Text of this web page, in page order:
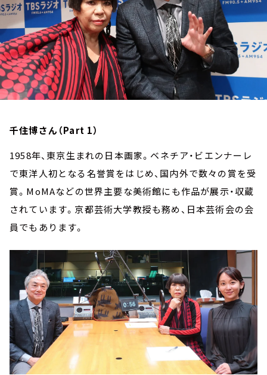
千住博さん（Part 1）
1958年、東京生まれの日本画家。ベネチア・ビエンナーレ
で東洋人初となる名誉賞をはじめ、国内外で数々の賞を受
賞。MoMAなどの世界主要な美術館にも作品が展示・収蔵
されています。京都芸術大学教授も務め、日本芸術会の会
員でもあります。